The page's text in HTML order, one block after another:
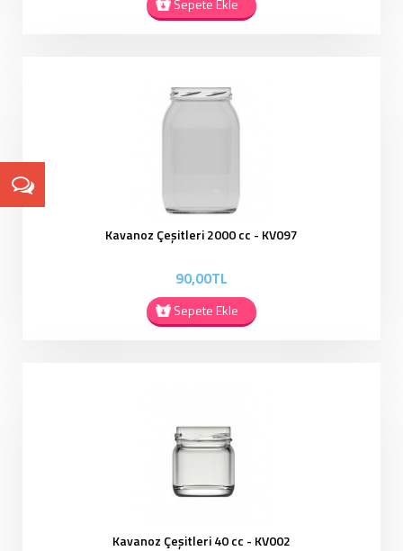
Sepete Ekle
Kavanoz Çeşitleri 2000 cc - KV097
90,00TL
Sepete Ekle
Kavanoz Çeşitleri 40 cc - KV002